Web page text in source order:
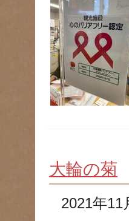
大輪の菊
2021年